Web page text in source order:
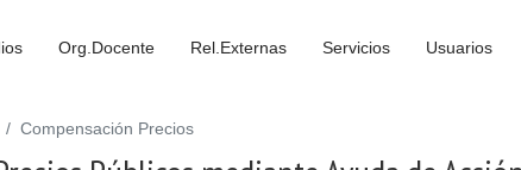
Org.Docente Rel.Externas Servicios Usuarios
Compensación Precios